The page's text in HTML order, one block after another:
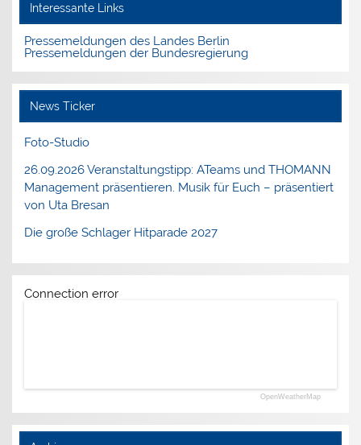
Interessante Links
Pressemeldungen des Landes Berlin
Pressemeldungen der Bundesregierung
News Ticker
Foto-Studio
26.09.2026 Veranstaltungstipp: ATeams und THOMANN
Management präsentieren. Musik für Euch – präsentiert
von Uta Bresan
Die große Schlager Hitparade 2027
Connection error
OpenWeatherMap